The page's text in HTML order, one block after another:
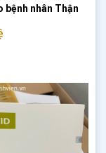
bệnh nhân Thận